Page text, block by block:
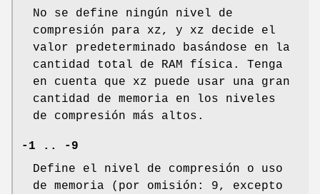
No se define ningún nivel de
compresión para xz, y xz decide el
valor predeterminado basándose en la
cantidad total de RAM física. Tenga
en cuenta que xz puede usar una gran
cantidad de memoria en los niveles
de compresión más altos.
-1 .. -9
Define el nivel de compresión o uso
de memoria (por omisión: 9, excepto